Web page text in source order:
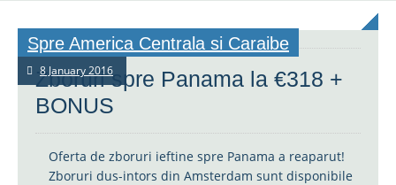
Spre America Centrala si Caraibe
8 January 2016
Zboruri spre Panama la €318 +
BONUS
Oferta de zboruri ieftine spre Panama a reaparut!
Zboruri dus-intors din Amsterdam sunt disponibile